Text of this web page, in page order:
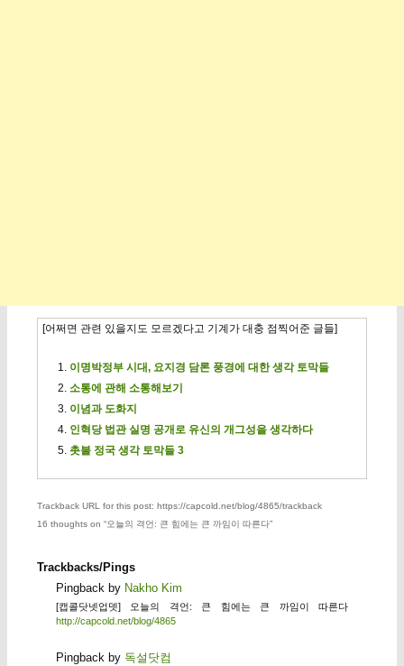
[어쩌면 관련 있을지도 모르겠다고 기계가 대충 점찍어준 글들]
이명박정부 시대, 요지경 담론 풍경에 대한 생각 토막들
소통에 관해 소통해보기
이념과 도화지
인혁당 법관 실명 공개로 유신의 개그성을 생각하다
촛불 정국 생각 토막들 3
Trackback URL for this post: https://capcold.net/blog/4865/trackback
16 thoughts on “오늘의 격언: 큰 힘에는 큰 까임이 따른다”
Trackbacks/Pings
Pingback by Nakho Kim
[캡콜닷넷업뎃] 오늘의 격언: 큰 힘에는 큰 까임이 따른다
http://capcold.net/blog/4865
Pingback by 독설닷컴